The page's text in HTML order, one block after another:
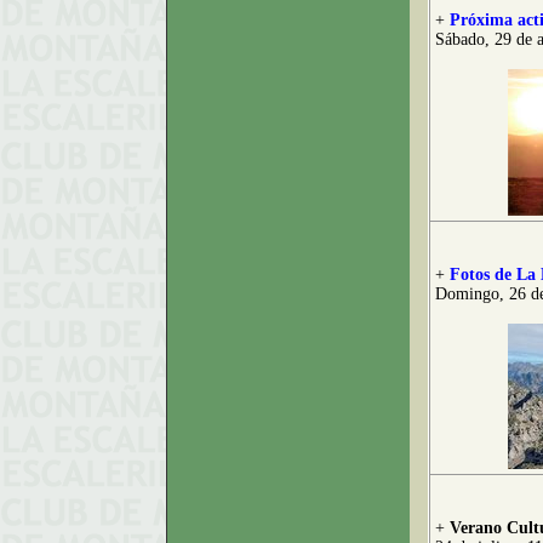
+ Próxima
Sábado, 29 de
+ Fotos de La
Domingo, 26
+ Verano